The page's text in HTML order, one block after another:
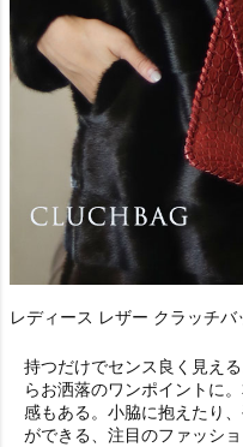
レディース レザー クラッチバ
持つだけでセンス良く見え
らお洒落のワンポイントに
感もある。小脇に抱えたり
ができる、注目のファッショ